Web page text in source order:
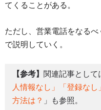
てくることがある。
ただし、営業電話をなる
で説明していく。
【参考】 関連記事として
人情報なし」「登録な
方法は？ 」も参照。